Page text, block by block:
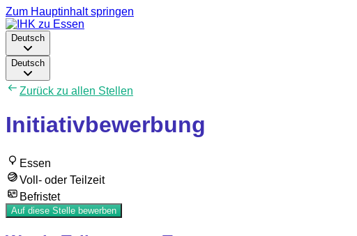
Zum Hauptinhalt springen
Deutsch
Deutsch
Zurück zu allen Stellen
Initiativbewerbung
Essen
Voll- oder Teilzeit
Befristet
Auf diese Stelle bewerben